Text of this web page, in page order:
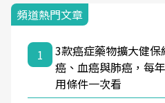
頻道熱門文章
1
3款癌症藥物擴大健
癌、血癌與肺癌，每
用條件一次看